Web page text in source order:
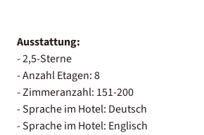
Ausstattung:
- 2,5-Sterne
- Anzahl Etagen: 8
- Zimmeranzahl: 151-200
- Sprache im Hotel: Deutsch
- Sprache im Hotel: Englisch